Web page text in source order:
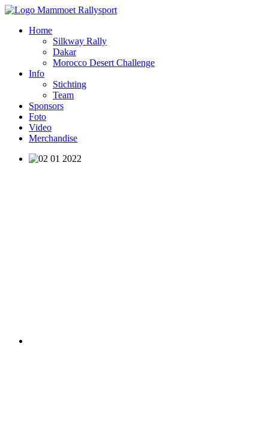
Home
Silkway Rally
Dakar
Morocco Desert Challenge
Info
Stichting
Team
Sponsors
Foto
Video
Merchandise